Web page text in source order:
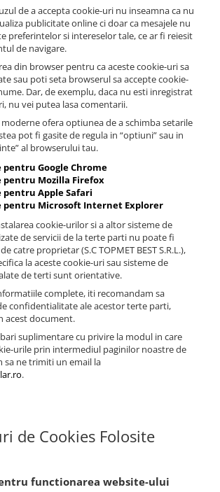
de a accepta cookie-uri nu inseamna ca nu
publicitate online ci doar ca mesajele nu
preferintelor si intereselor tale, ce ar fi reiesit
de navigare.
din browser pentru ca aceste cookie-uri sa
sau poti seta browserul sa accepte cookie-
Dar, de exemplu, daca nu esti inregistrat
nu vei putea lasa comentarii.
ofera optiunea de a schimba setarile
pot fi gasite de regula in “optiuni” sau in
al browserului tau.
pentru Google Chrome
pentru Mozilla Firefox
pentru Apple Safari
pentru Microsoft Internet Explorer
cookie-urilor si a altor sisteme de
de servicii de la terte parti nu poate fi
catre proprietar (S.C TOPMET BEST S.R.L.),
la aceste cookie-uri sau sisteme de
de terti sunt orientative.
complete, iti recomandam sa
confidentialitate ale acestor terte parti,
acest document.
suplimentare cu privire la modul in care
urile prin intermediul paginilor noastre de
sa ne trimiti un email la
.
de Cookies Folosite
functionarea website-ului